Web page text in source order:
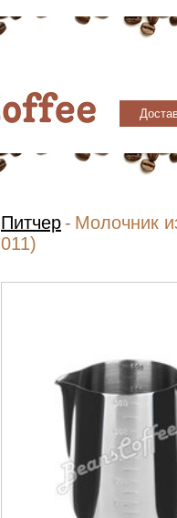
Питчер - Молочник
011)